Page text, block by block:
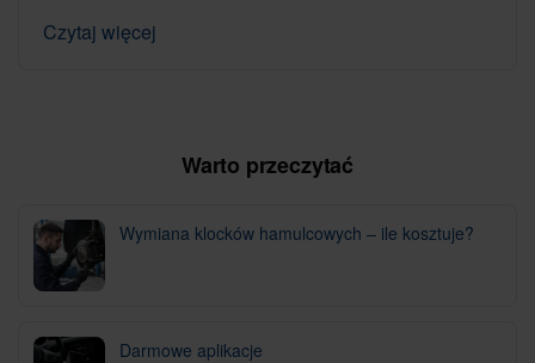
Czytaj więcej
Warto przeczytać
Wymiana klocków hamulcowych – ile kosztuje?
Darmowe aplikacje